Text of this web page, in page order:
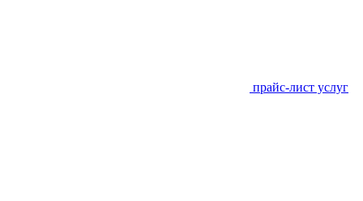
прайс-лист услуг